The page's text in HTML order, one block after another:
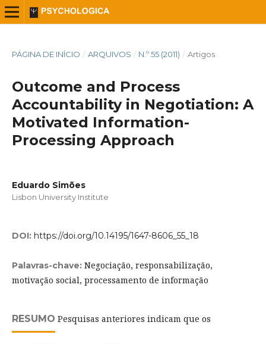
PÁGINA DE INÍCIO / ARQUIVOS / N.º 55 (2011) / Artigos
Outcome and Process
Accountability in Negotiation: A
Motivated Information-
Processing Approach
Eduardo Simões
Lisbon University Institute
DOI: https://doi.org/10.14195/1647-8606_55_18
Palavras-chave: Negociação, responsabilização,
motivação social, processamento de informação
RESUMO Pesquisas anteriores indicam que os